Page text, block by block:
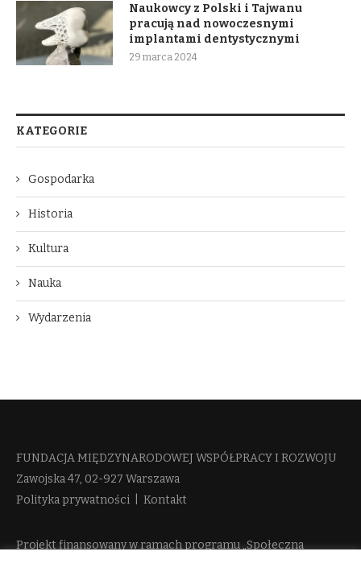
Naukowcy z Polski i Tajwanu
pracują nad nowoczesnymi
implantami dentystycznymi
29 marca 2024
KATEGORIE
Gospodarka
Historia
Kultura
Nauka
Wydarzenia
FUNDACJA MIĘDZYNARODOWEJ WSPÓŁPRACY I ROZWOJU​
Zawojska 47, 02-927 Warszawa
Polityka prywatności
Kontakt
Projekt finansowany w ramach programu „Społeczna